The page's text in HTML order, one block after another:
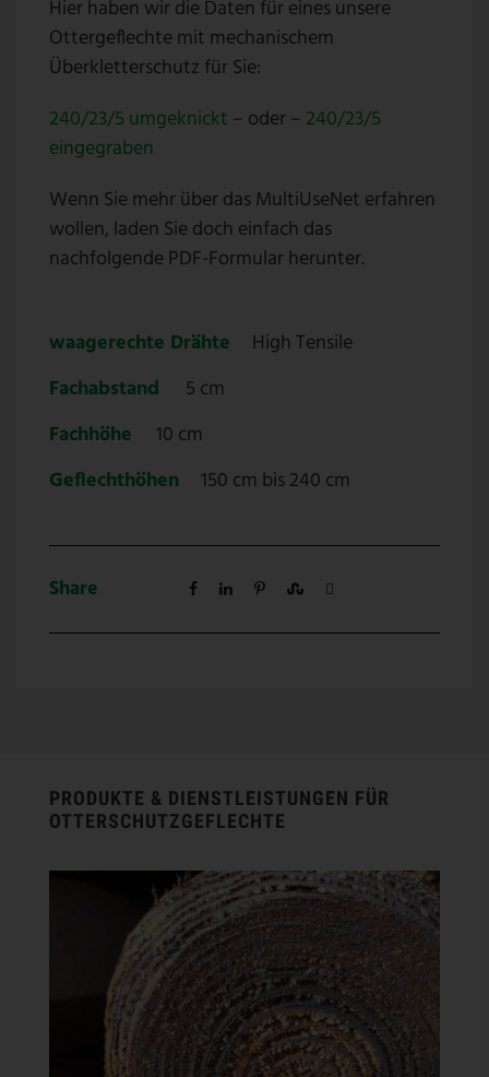
Hier haben wir die Daten für eines unsere
Ottergeflechte mit mechanischem
Überkletterschutz für Sie:
240/23/5 umgeknickt – oder – 240/23/5
eingegraben
Wenn Sie mehr über das MultiUseNet erfahren
wollen, laden Sie doch einfach das
nachfolgende PDF-Formular herunter.
waagerechte Drähte
High Tensile
Fachabstand
5 cm
Fachhöhe
10 cm
Geflechthöhen
150 cm bis 240 cm
Share
PRODUKTE & DIENSTLEISTUNGEN FÜR
OTTERSCHUTZGEFLECHTE